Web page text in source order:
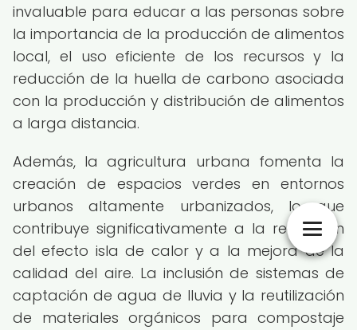
invaluable para educar a las personas sobre
la importancia de la producción de alimentos
local, el uso eficiente de los recursos y la
reducción de la huella de carbono asociada
con la producción y distribución de alimentos
a larga distancia.
Además, la agricultura urbana fomenta la
creación de espacios verdes en entornos
urbanos altamente urbanizados, lo que
contribuye significativamente a la reducción
del efecto isla de calor y a la mejora de la
calidad del aire. La inclusión de sistemas de
captación de agua de lluvia y la reutilización
de materiales orgánicos para compostaje